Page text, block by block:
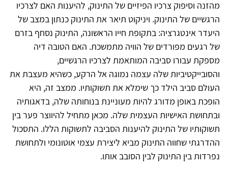
מהזנה וסיפוק צרכיו הפיזיים של התינוק, להיענות האם לצרכיו
הרגשיים של התינוק. ויניקוט תיאר את התינוק כנתון במצב של
היעדר אינטגרציה: בתקופת חייו הראשונה, התינוק נסחף בזרם
של רגעים מפורדים של הוויה מתמשכת. האם הטובה דיה
מספקת עבורו סביבה המותאמת לצרכיו הרגשיים,
והסובייקטיביות שלה עצמה נמוגה אל הרקע, כשהיא מעצבת את
העולם סביב הילד כך שימלא את תשוקותיו. ממצב זה, היא
הופכת באופן מדורג להיות מעוניינת בנוחותה שלה, בדאגותיה
ובתחושת האישיות העצמית שלה. מכאן מתחיל להיווצר פער בין
תשוקותיו של התינוק להיענות הסביבה לתשוקות הללו. התסכול
ההדרגתי שחווה התינוק מביא ליצירת עצמי אוטונומי ולתחושת
נפרדות בין התינוק לבין הסובב אותו.